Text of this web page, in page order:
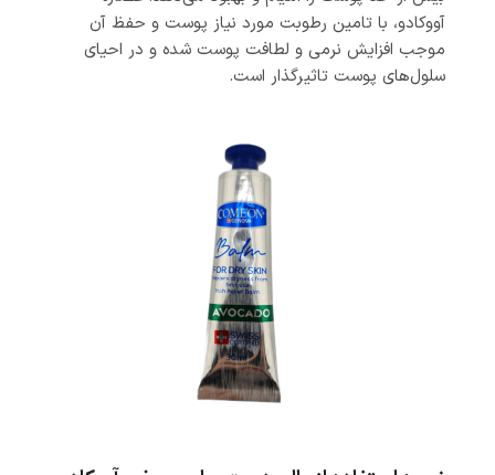
آووکادو، با تامین رطوبت مورد نیاز پوست و حفظ آن
موجب افزایش نرمی و لطافت پوست شده و در احیای
سلول‌های پوست تاثیرگذار است.